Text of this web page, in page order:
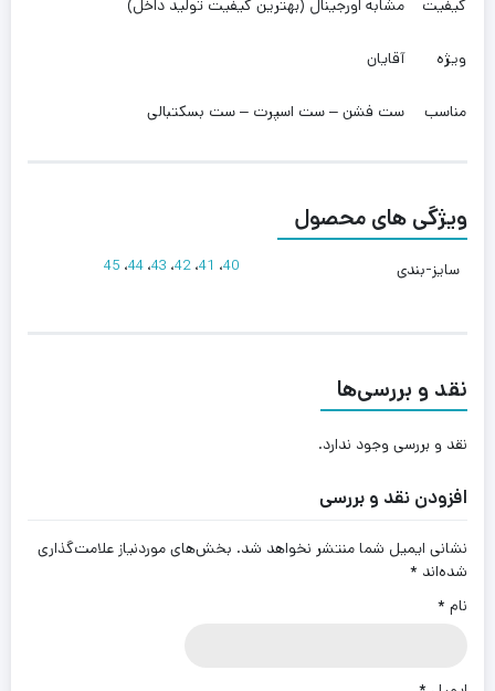
کیفیت مشابه اورجینال (بهترین کیفیت تولید داخل)
ویژه آقایان
مناسب ست فشن – ست اسپرت – ست بسکتبالی
ویژگی های محصول
سایز-بندی 40، 41،42، 43،44، 45
نقد و بررسی‌ها
نقد و بررسی وجود ندارد.
افزودن نقد و بررسی
نشانی ایمیل شما منتشر نخواهد شد. بخش‌های موردنیاز علامت‌گذاری
شده‌اند *
نام *